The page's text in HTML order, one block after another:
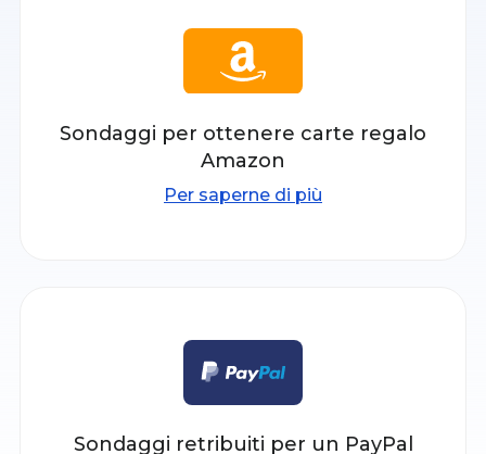
Sondaggi per ottenere carte regalo
Amazon
Per saperne di più
Sondaggi retribuiti per un PayPal